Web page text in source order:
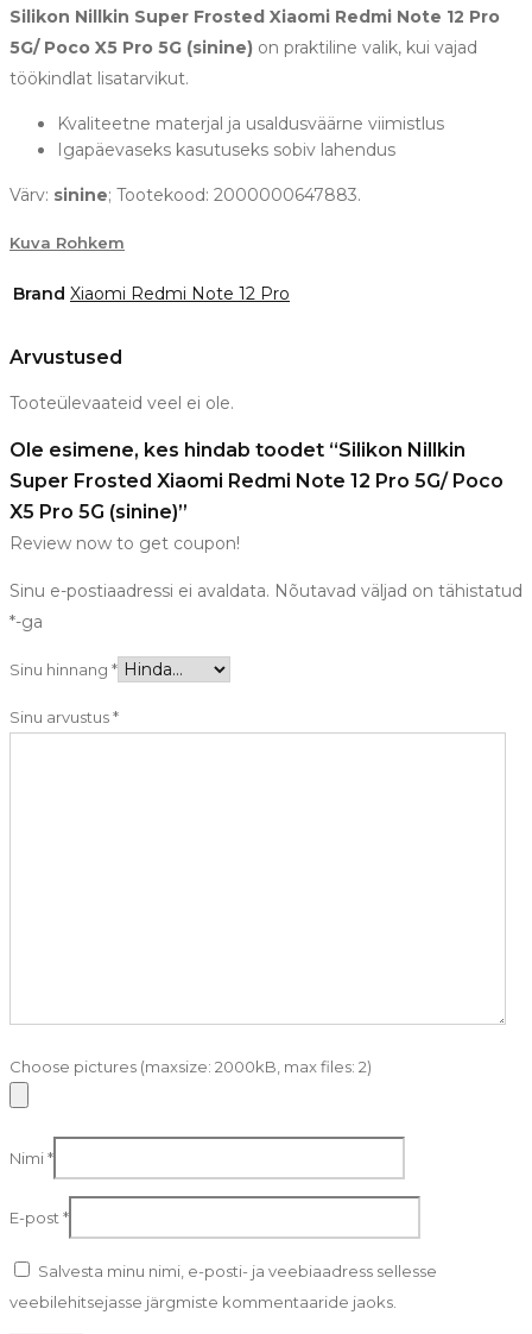
Silikon Nillkin Super Frosted Xiaomi Redmi Note 12 Pro
5G/ Poco X5 Pro 5G (sinine) on praktiline valik, kui vajad
töökindlat lisatarvikut.
Kvaliteetne materjal ja usaldusväärne viimistlus
Igapäevaseks kasutuseks sobiv lahendus
Värv: sinine; Tootekood: 2000000647883.
Kuva Rohkem
Brand Xiaomi Redmi Note 12 Pro
Arvustused
Tooteülevaateid veel ei ole.
Ole esimene, kes hindab toodet “Silikon Nillkin
Super Frosted Xiaomi Redmi Note 12 Pro 5G/ Poco
X5 Pro 5G (sinine)”
Review now to get coupon!
Sinu e-postiaadressi ei avaldata. Nõutavad väljad on tähistatud
*-ga
Sinu hinnang *
Sinu arvustus*
Choose pictures (maxsize: 2000kB, max files: 2)
Nimi*
E-post *
Salvesta minu nimi, e-posti- ja veebiaadress sellesse
veebilehitsejasse järgmiste kommentaaride jaoks.